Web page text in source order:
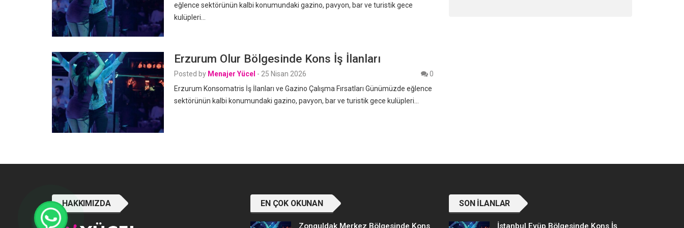
eğlence sektörünün kalbi konumundaki gazino, pavyon, bar ve turistik gece
kulüpleri…
Erzurum Olur Bölgesinde Kons İş İlanları
Posted by Menajer Yücel - 25 Nisan 2026
0
Erzurum Konsomatris İş İlanları ve Gazino Çalışma Fırsatları Günümüzde eğlence
sektörünün kalbi konumundaki gazino, pavyon, bar ve turistik gece kulüpleri…
HAKKIMIZDA EN ÇOK OKUNAN
Zonguldak Merkez Bölgesinde Kons
SON İLANLAR
İstanbul Eyüp Bölgesinde Kons İş